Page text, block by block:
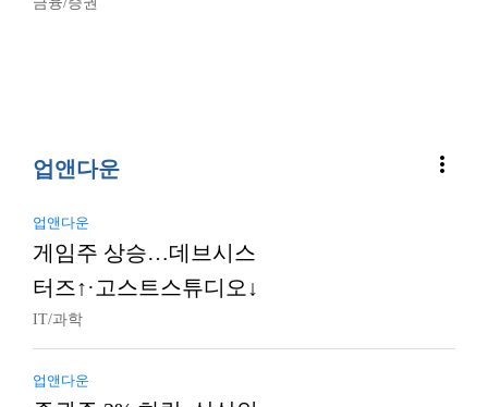
업앤다운 more_vert
업앤다운
게임주 상승…데브시스
터즈↑·고스트스튜디오↓
IT/과학
업앤다운